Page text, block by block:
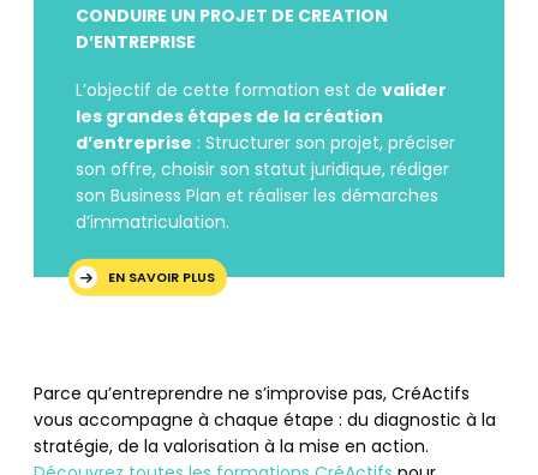
CONDUIRE UN PROJET DE CREATION
D’ENTREPRISE
L’objectif de cette formation est de valider
les grandes étapes de la création
d’entreprise : Structurer son projet, préciser
son offre, choisir son statut juridique, rédiger
son Business Plan et réaliser les démarches
d’immatriculation.
EN SAVOIR PLUS
Parce qu’entreprendre ne s’improvise pas, CréActifs
vous accompagne à chaque étape : du diagnostic à la
stratégie, de la valorisation à la mise en action.